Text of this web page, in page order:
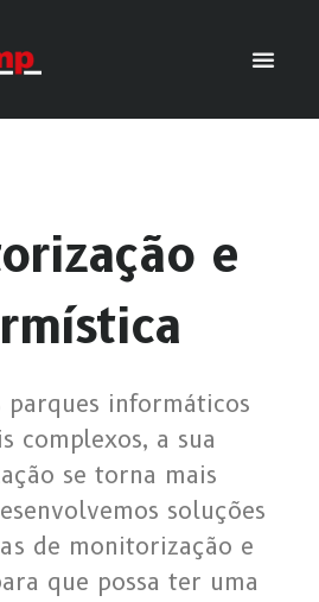
e
parques informáticos
complexos, a sua
se torna mais
soluções
de monitorização e
que possa ter uma